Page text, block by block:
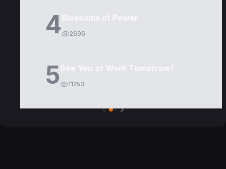
4 2696
5 11253